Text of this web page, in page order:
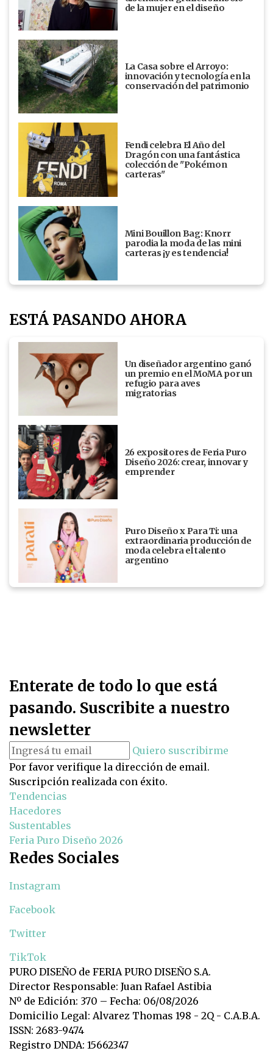
de la mujer en el diseño
La Casa sobre el Arroyo:
innovación y tecnología en la
conservación del patrimonio
Fendi celebra El Año del
Dragón con una fantástica
colección de "Pokémon
carteras"
Mini Bouillon Bag: Knorr
parodia la moda de las mini
carteras ¡y es tendencia!
ESTÁ PASANDO AHORA
Un diseñador argentino ganó
un premio en el MoMA por un
refugio para aves
migratorias
26 expositores de Feria Puro
Diseño 2026: crear, innovar y
emprender
Puro Diseño x Para Ti: una
extraordinaria producción de
moda celebra el talento
argentino
Enterate de todo lo que está
pasando. Suscribite a nuestro
newsletter
Quiero suscribirme
Por favor verifique la dirección de email.
Suscripción realizada con éxito.
Tendencias
Hacedores
Sustentables
Feria Puro Diseño 2026
Redes Sociales
Instagram
Facebook
Twitter
TikTok
PURO DISEÑO de FERIA PURO DISEÑO S.A.
Director Responsable: Juan Rafael Astibia
Nº de Edición: 370 – Fecha: 06/08/2026
Domicilio Legal: Alvarez Thomas 198 - 2Q - C.A.B.A.
ISSN: 2683-9474
Registro DNDA: 15662347